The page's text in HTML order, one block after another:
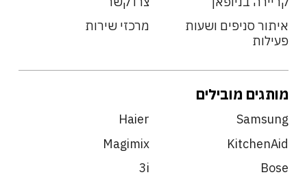
איתור סניפים ושעות
פעילות
מרכזי שירות
מותגים מובילים
Samsung
Haier
KitchenAid
Magimix
Bose
3i